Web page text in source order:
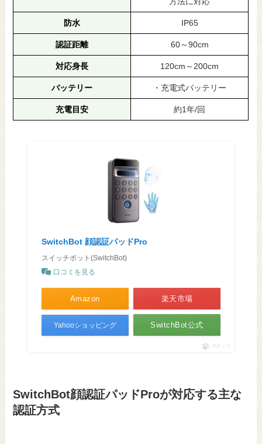
防水 IP65
認証距離 60～90cm
対応身長 120cm～200cm
バッテリー ・充電式バッテリー
充電目安 約1年/回
SwitchBot 顔認証パッドPro
スイッチボット(SwitchBot)
口コミを見る
Amazon 楽天市場
Yahooショッピング SwitchBot公式
ポチップ
SwitchBot顔認証パッドProが対応する主な
認証方式